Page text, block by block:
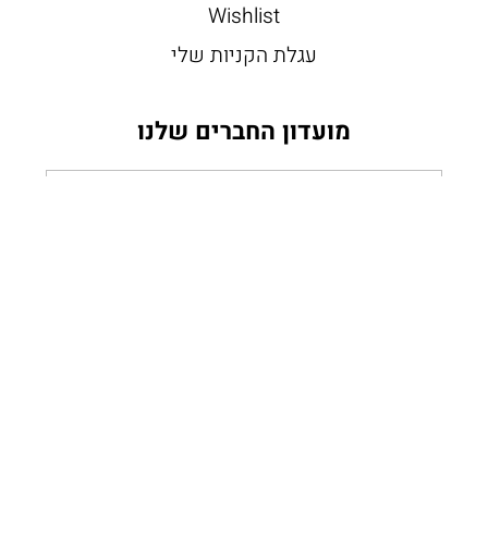
Wishlist
עגלת הקניות שלי
מועדון החברים שלנו
הקלידי